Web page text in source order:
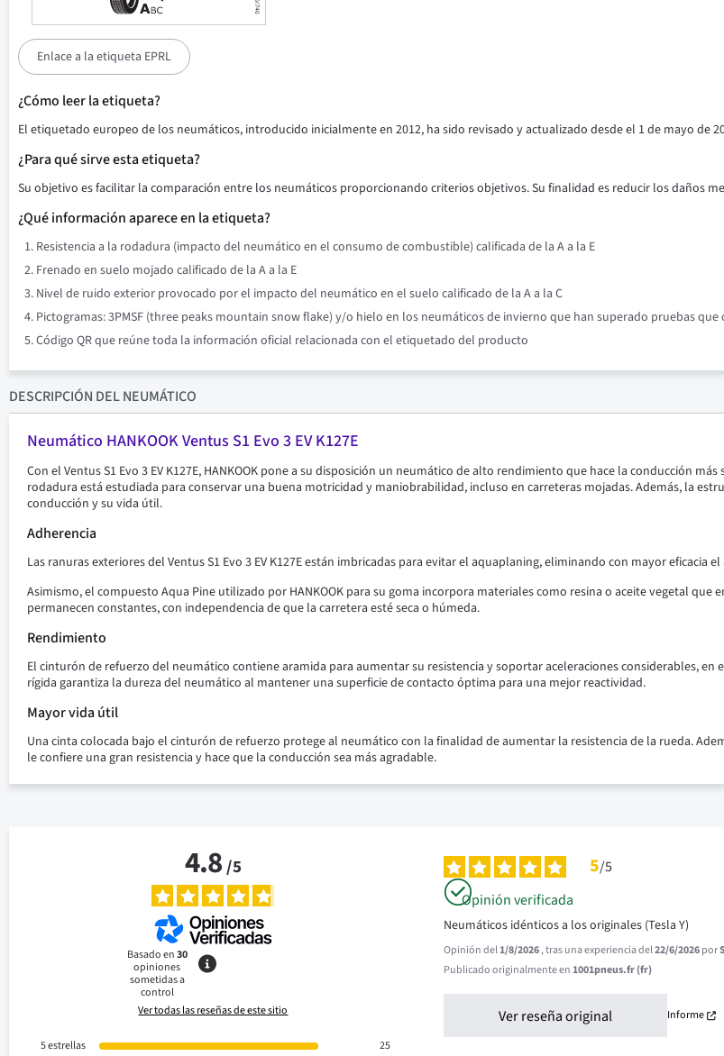
Enlace a la etiqueta EPRL
¿Cómo leer la etiqueta?
El etiquetado europeo de los neumáticos, introducido inicialmente en 2012, ha sido revisado y actualizado desde el 1 de mayo de
¿Para qué sirve esta etiqueta?
Su objetivo es facilitar la comparación entre los neumáticos proporcionando criterios objetivos. Su finalidad es reducir los daños
¿Qué información aparece en la etiqueta?
Resistencia a la rodadura (impacto del neumático en el consumo de combustible) calificada de la A a la E
Frenado en suelo mojado calificado de la A a la E
Nivel de ruido exterior provocado por el impacto del neumático en el suelo calificado de la A a la C
Pictogramas: 3PMSF (three peaks mountain snow flake) y/o hielo en los neumáticos de invierno que han superado pruebas
Código QR que reúne toda la información oficial relacionada con el etiquetado del producto
DESCRIPCIÓN DEL NEUMÁTICO
Neumático HANKOOK Ventus S1 Evo 3 EV K127E
Con el Ventus S1 Evo 3 EV K127E, HANKOOK pone a su disposición un neumático de alto rendimiento que hace la conducción
rodadura está estudiada para conservar una buena motricidad y maniobrabilidad, incluso en carreteras mojadas. Además, la
conducción y su vida útil.
Adherencia
Las ranuras exteriores del Ventus S1 Evo 3 EV K127E están imbricadas para evitar el aquaplaning, eliminando con mayor eficacia
Asimismo, el compuesto Aqua Pine utilizado por HANKOOK para su goma incorpora materiales como resina o aceite vegetal que
permanecen constantes, con independencia de que la carretera esté seca o húmeda.
Rendimiento
El cinturón de refuerzo del neumático contiene aramida para aumentar su resistencia y soportar aceleraciones considerables, en
rígida garantiza la dureza del neumático al mantener una superficie de contacto óptima para una mejor reactividad.
Mayor vida útil
Una cinta colocada bajo el cinturón de refuerzo protege al neumático con la finalidad de aumentar la resistencia de la rueda.
le confiere una gran resistencia y hace que la conducción sea más agradable.
4.8/5
Basado en30
opiniones
sometidas a
control
Ver todas las reseñas de este sitio
5estrellas
25
5/5
Opinión verificada
Neumáticos idénticos a los originales (Tesla Y)
Opinión del1/8/2026, tras una experiencia del22/6/2026por
Publicado originalmente en1001pneus.fr (fr)
Ver reseña original Informe